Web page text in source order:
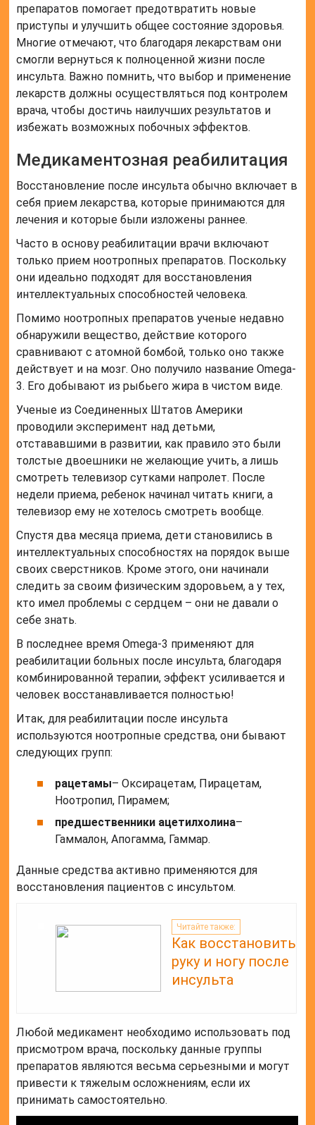
препаратов помогает предотвратить новые
приступы и улучшить общее состояние здоровья.
Многие отмечают, что благодаря лекарствам они
смогли вернуться к полноценной жизни после
инсульта. Важно помнить, что выбор и применение
лекарств должны осуществляться под контролем
врача, чтобы достичь наилучших результатов и
избежать возможных побочных эффектов.
Медикаментозная реабилитация
Восстановление после инсульта обычно включает в
себя прием лекарства, которые принимаются для
лечения и которые были изложены раннее.
Часто в основу реабилитации врачи включают
только прием ноотропных препаратов. Поскольку
они идеально подходят для восстановления
интеллектуальных способностей человека.
Помимо ноотропных препаратов ученые недавно
обнаружили вещество, действие которого
сравнивают с атомной бомбой, только оно также
действует и на мозг. Оно получило название Omega-
3. Его добывают из рыбьего жира в чистом виде.
Ученые из Соединенных Штатов Америки
проводили эксперимент над детьми,
отстававшими в развитии, как правило это были
толстые двоешники не желающие учить, а лишь
смотреть телевизор сутками напролет. После
недели приема, ребенок начинал читать книги, а
телевизор ему не хотелось смотреть вообще.
Спустя два месяца приема, дети становились в
интеллектуальных способностях на порядок выше
своих сверстников. Кроме этого, они начинали
следить за своим физическим здоровьем, а у тех,
кто имел проблемы с сердцем – они не давали о
себе знать.
В последнее время Omega-3 применяют для
реабилитации больных после инсульта, благодаря
комбинированной терапии, эффект усиливается и
человек восстанавливается полностью!
Итак, для реабилитации после инсульта
используются ноотропные средства, они бывают
следующих групп:
рацетамы– Оксирацетам, Пирацетам,
Ноотропил, Пирамем;
предшественники ацетилхолина–
Гаммалон, Апогамма, Гаммар.
Данные средства активно применяются для
восстановления пациентов с инсультом.
Читайте также:
Как восстановить
руку и ногу после
инсульта
Любой медикамент необходимо использовать под
присмотром врача, поскольку данные группы
препаратов являются весьма серьезными и могут
привести к тяжелым осложнениям, если их
принимать самостоятельно.